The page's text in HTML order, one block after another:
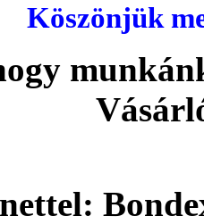
Köszönjük